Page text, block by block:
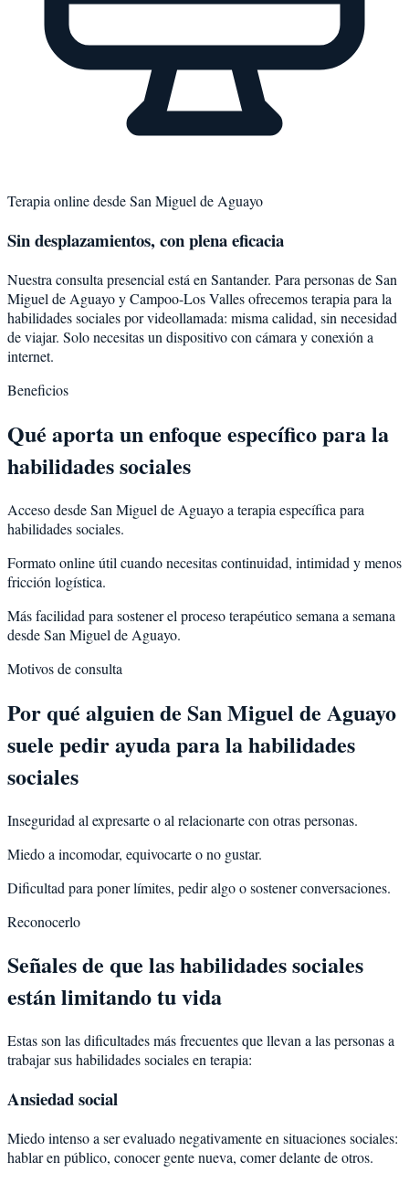
Terapia online desdeSan Miguel de Aguayo
Sin desplazamientos, con plena eficacia
Nuestra consulta presencial está en Santander. Para personas deSan
Miguel de AguayoyCampoo-Los Vallesofrecemos terapia para la
habilidades socialespor videollamada: misma calidad, sin necesidad
de viajar. Solo necesitas un dispositivo con cámara y conexión a
internet.
Beneficios
Qué aporta un enfoque específico para la
habilidades sociales
Acceso desde San Miguel de Aguayo a terapia específica para
habilidades sociales.
Formato online útil cuando necesitas continuidad, intimidad y menos
fricción logística.
Más facilidad para sostener el proceso terapéutico semana a semana
desde San Miguel de Aguayo.
Motivos de consulta
Por qué alguien de San Miguel de Aguayo
suele pedir ayuda para lahabilidades
sociales
Inseguridad al expresarte o al relacionarte con otras personas.
Miedo a incomodar, equivocarte o no gustar.
Dificultad para poner límites, pedir algo o sostener conversaciones.
Reconocerlo
Señales de que las habilidades sociales
están limitando tu vida
Estas son las dificultades más frecuentes que llevan a las personas a
trabajar sus habilidades sociales en terapia:
Ansiedad social
Miedo intenso a ser evaluado negativamente en situaciones sociales:
hablar en público, conocer gente nueva, comer delante de otros.